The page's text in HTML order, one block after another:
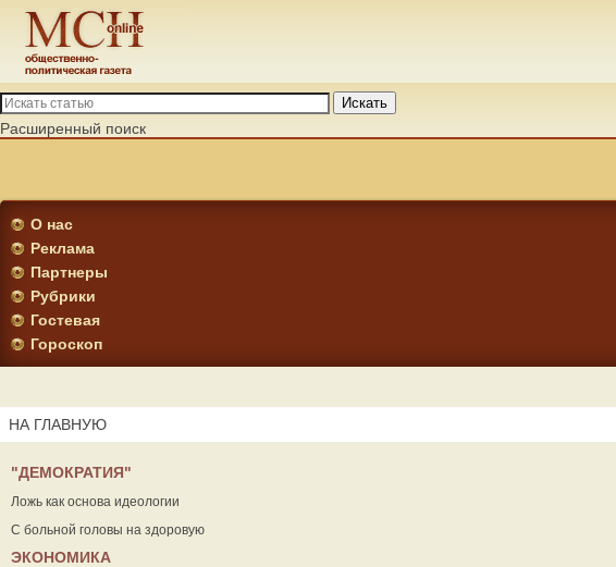
Искать
Расширенный поиск
О нас
Реклама
Партнеры
Рубрики
Гостевая
Гороскоп
НА ГЛАВНУЮ
"ДЕМОКРАТИЯ"
Ложь как основа идеологии
С больной головы на здоровую
ЭКОНОМИКА